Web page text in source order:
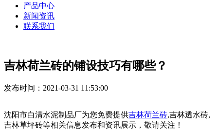
产品中心
新闻资讯
联系我们
吉林荷兰砖的铺设技巧有哪些？
发布时间：2021-03-31 11:53:00
沈阳市白清水泥制品厂为您免费提供吉林荷兰砖,吉林透水砖,
吉林草坪砖等相关信息发布和资讯展示，敬请关注！